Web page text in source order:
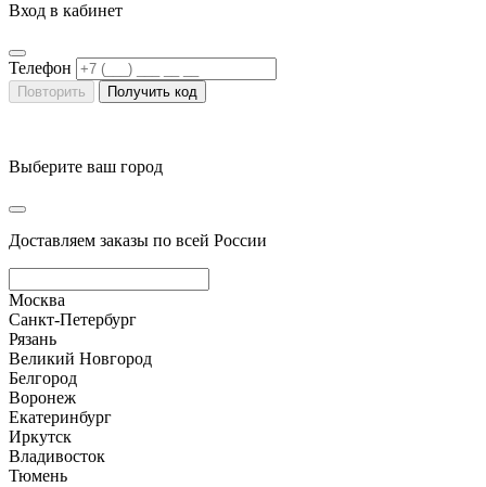
Вход в кабинет
Телефон
Повторить Получить код
Выберите ваш город
Доставляем заказы по всей России
Москва
Санкт-Петербург
Рязань
Великий Новгород
Белгород
Воронеж
Екатеринбург
Иркутск
Владивосток
Тюмень